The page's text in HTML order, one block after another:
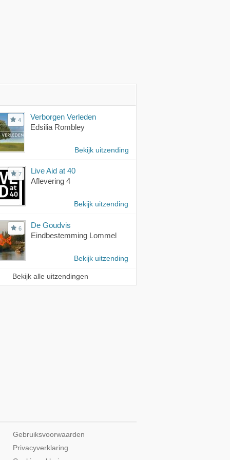
4
Verborgen Verleden
Edsilia Rombley
Bekijk uitzending
7
Live Aid at 40
Aflevering 4
Bekijk uitzending
6
De Goudvis
Eindbestemming Lommel
Bekijk uitzending
Bekijk alle uitzendingen
Gebruiksvoorwaarden
Privacyverklaring